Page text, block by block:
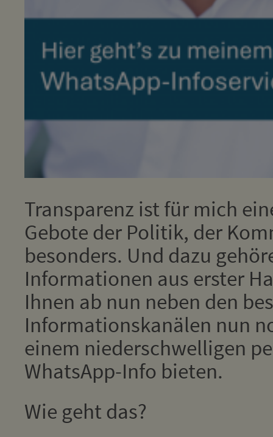
Transparenz ist für mich
Gebote der Politik, der
besonders. Und dazu
Informationen aus erster
Ihnen ab nun neben den
Informationskanälen nun
einem niederschwelligen
WhatsApp-Info bieten.
Wie geht das?